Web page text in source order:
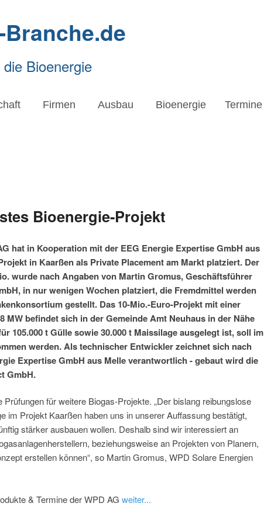
Bioenergie
Firmen Ausbau Bioenergie Termine
Bioenergie-Projekt
hat in Kooperation mit der EEG Energie Expertise GmbH aus
in Kaarßen als Private Placement am Markt platziert. Der
wurde nach Angaben von Martin Gromus, Geschäftsführer
in nur wenigen Wochen platziert, die Fremdmittel werden
gestellt. Das 10-Mio.-Euro-Projekt mit einer
MW befindet sich in der Gemeinde Amt Neuhaus in der Nähe
105.000 t Gülle sowie 30.000 t Maissilage ausgelegt ist, soll im
werden. Als technischer Entwickler zeichnet sich nach
Expertise GmbH aus Melle verantwortlich - gebaut wird die
GmbH.
für weitere Biogas-Projekte. „Der bislang reibungslose
im Projekt Kaarßen haben uns in unserer Auffassung bestätigt,
stärker ausbauen wollen. Deshalb sind wir interessiert an
beziehungsweise an Projekten von Planern,
erstellen können“, so Martin Gromus, WPD Solare Energien
& Termine der WPD AG weiter...